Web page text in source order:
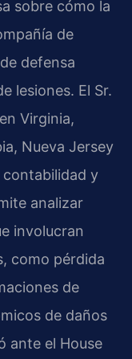
sobre cómo la
de
defensa
lesiones. El Sr.
Virginia,
Nueva Jersey
contabilidad y
analizar
involucran
como pérdida
de
de daños
ante el House